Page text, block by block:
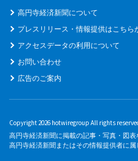
高円寺経済新聞について
プレスリリース・情報提供はこちら
アクセスデータの利用について
お問い合わせ
広告のご案内
Copyright 2026 hotwiregroup All rights
高円寺経済新聞に掲載の記事・写真・図
高円寺経済新聞またはその情報提供者に属